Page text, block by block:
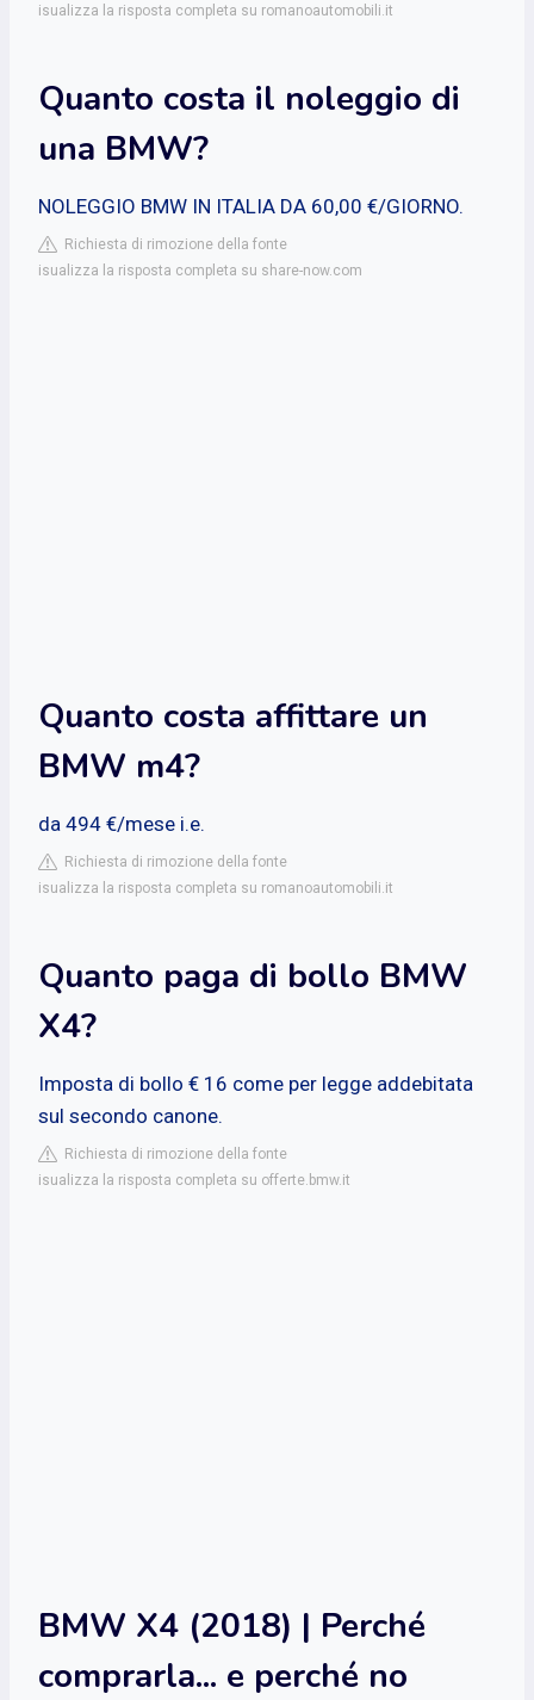
isualizza la risposta completa su romanoautomobili.it
Quanto costa il noleggio di
una BMW?
NOLEGGIO BMW IN ITALIA DA 60,00 €/GIORNO.
Richiesta di rimozione della fonte
isualizza la risposta completa su share-now.com
Quanto costa affittare un
BMW m4?
da 494 €/mese i.e.
Richiesta di rimozione della fonte
isualizza la risposta completa su romanoautomobili.it
Quanto paga di bollo BMW
X4?
Imposta di bollo € 16 come per legge addebitata
sul secondo canone.
Richiesta di rimozione della fonte
isualizza la risposta completa su offerte.bmw.it
BMW X4 (2018) | Perché
comprarla... e perché no